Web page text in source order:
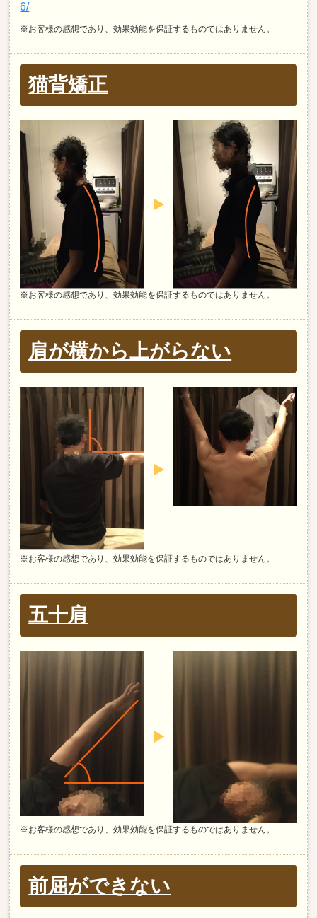
6/
※お客様の感想であり、効果効能を保証するものではありません。
猫背矯正
※お客様の感想であり、効果効能を保証するものではありません。
肩が横から上がらない
※お客様の感想であり、効果効能を保証するものではありません。
五十肩
※お客様の感想であり、効果効能を保証するものではありません。
前屈ができない